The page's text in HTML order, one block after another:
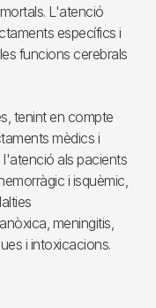
L'atenció
específics i
funcions cerebrals
tenint en compte
mèdics i
als pacients
i isquèmic,
meningitis,
i intoxicacions.